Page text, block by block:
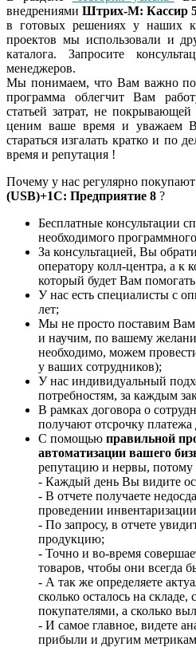
внедрениями Штрих-М: Кассир
в готовых решениях у наших
проектов мы использовали и
каталога. Запросите
менеджеров.
Мы понимаем, что Вам важно
программа облегчит Вам
статьей затрат, не
ценим ваше время и уважаем
стараться изгалать кратко и по
время и репутация !
Почему у нас регулярно покупают
(USB)+1С: Предприятие 8 ?
Бесплатные консультации
необходимого
За консультацией, Вы
оператору колл-центра, а к
который будет Вам
У нас есть специалисты с
лет;
Мы не просто поставим
и научим, по вашему
необходимо, можем
у ваших сотрудников);
У нас индивидуальный
потребностям, за каждым
В рамках договора о
получают отсрочку платежа
С помощью правильной
автоматизации вашего
репутацию и нервы, потому
- Каждый день Вы видите
- В отчете получаете
проведении
- По запросу, в отчете
продукцию;
- Точно и во-время
товаров, чтобы они всегда
- А так же определяете
сколько осталось на складе,
покупателями, а сколько
- И самое главное, видете
прибыли и другим